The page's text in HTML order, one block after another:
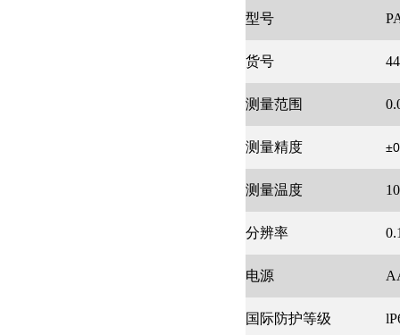
型号
货号
测量范围
测量精度 ±
测量温度
分辨率
电源
国际防护等级